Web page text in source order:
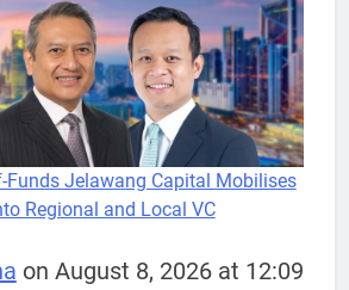
Funds Jelawang Capital Mobilises
Regional and Local VC
on August 8, 2026 at 12:09